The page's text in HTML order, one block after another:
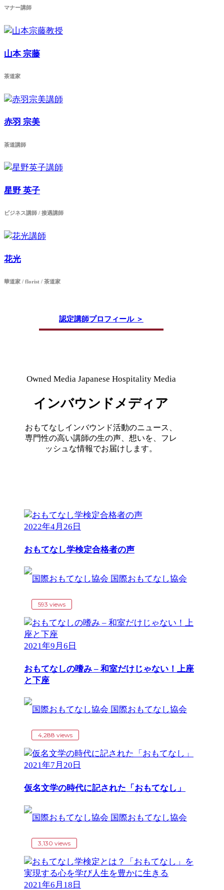
マナー講師
山本 宗藤
茶道家
赤羽 宗美
茶道講師
星野 英子
ビジネス講師 / 接遇講師
花光
華道家 / florist / 茶道家
認定講師プロフィール ＞
Owned Media Japanese Hospitality Media
インバウンドメディア
おもてなしインバウンド活動のニュース、
専門性の高い講師の生の声、想いを、フレ
ッシュな情報でお届けします。
2022年4月26日
おもてなし学検定合格者の声
国際おもてなし協会
593 views
2021年9月6日
おもてなしの嗜み – 和室だけじゃない！上座
と下座
国際おもてなし協会
4,288 views
2021年7月20日
仮名文学の時代に記された「おもてなし」
国際おもてなし協会
3,130 views
2021年6月18日